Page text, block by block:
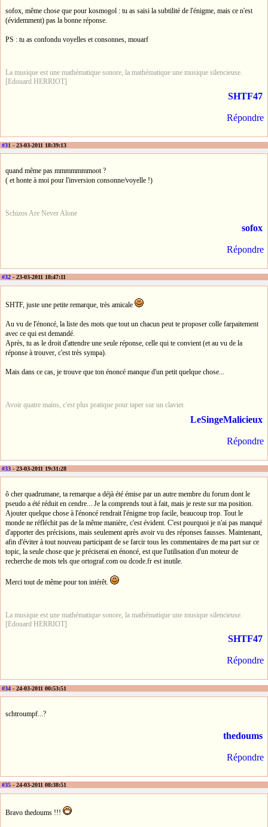
sofox, même chose que pour kosmogol : tu as saisi la subtilité de l'énigme, mais ce n'est
(évidemment) pas la bonne réponse.
PS : tu as confondu voyelles et consonnes, mouarf
La musique est une mathématique sonore, la mathématique une musique silencieuse.
[Edouard HERRIOT]
SHTF47
Répondre
#31 - 23-03-2011 18:39:13
quand même pas mmmmmmmoot ?
( et honte à moi pour l'inversion consonne/voyelle !)
Schizos Are Never Alone
sofox
Répondre
#32 - 23-03-2011 18:47:11
SHTF, juste une petite remarque, très amicale
Au vu de l'énoncé, la liste des mots que tout un chacun peut te proposer colle farpaitement
avec ce qui est demandé.
Après, tu as le droit d'attendre une seule réponse, celle qui te convient (et au vu de la
réponse à trouver, c'est très sympa).
Mais dans ce cas, je trouve que ton énoncé manque d'un petit quelque chose...
Avoir quatre mains, c'est plus pratique pour taper sur un clavier.
LeSingeMalicieux
Répondre
#33 - 23-03-2011 19:31:28
ô cher quadrumane, ta remarque a déjà été émise par un autre membre du forum dont le
pseudo a été réduit en cendre... Je la comprends tout à fait, mais je reste sur ma position.
Ajouter quelque chose à l'énoncé rendrait l'énigme trop facile, beaucoup trop. Tout le
monde ne réfléchit pas de la même manière, c'est évident. C'est pourquoi je n'ai pas manqué
d'apporter des précisions, mais seulement après avoir vu des réponses fausses. Maintenant,
afin d'éviter à tout nouveau participant de se farcir tous les commentaires de ma part sur ce
topic, la seule chose que je préciserai en énoncé, est que l'utilisation d'un moteur de
recherche de mots tels que ortograf.com ou dcode.fr est inutile.
Merci tout de même pour ton intérêt.
La musique est une mathématique sonore, la mathématique une musique silencieuse.
[Edouard HERRIOT]
SHTF47
Répondre
#34 - 24-03-2011 00:53:51
schtroumpf...?
thedoums
Répondre
#35 - 24-03-2011 08:38:51
Bravo thedoums !!!